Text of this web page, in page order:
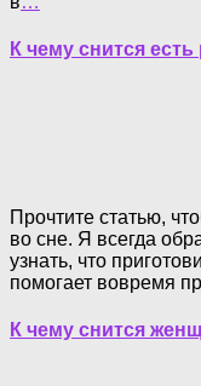
К чему снится
Прочтите статью,
во сне. Я всегда
узнать, что
помогает вовремя
К чему снится